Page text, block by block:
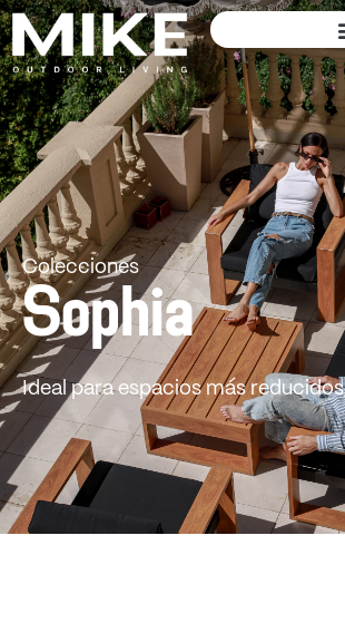
Colecciones
Sophia
Ideal para espacios más reducidos